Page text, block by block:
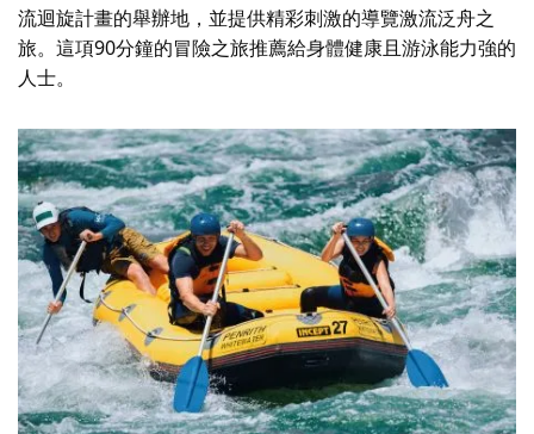
流迴旋計畫的舉辦地，並提供精彩刺激的導覽激流泛舟之
旅。這項90分鐘的冒險之旅推薦給身體健康且游泳能力強的
人士。